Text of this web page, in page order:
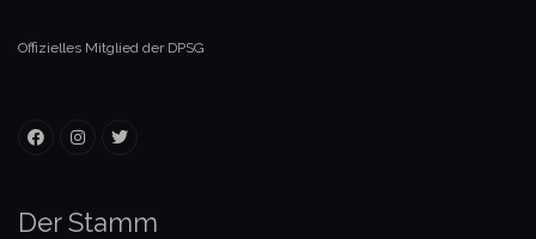
Offizielles Mitglied der DPSG
Der Stamm